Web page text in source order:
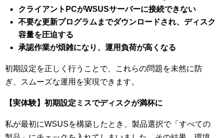
クライアントPCがWSUSサーバーに接続できない
不要な更新プログラムまでダウンロードされ、ディスク
容量を圧迫する
承認作業が煩雑になり、運用負荷が高くなる
初期設定を正しく行うことで、これらの問題を未然に防
ぎ、スムーズな運用を実現できます。
【実体験】初期設定ミスでディスクが満杯に
私が最初にWSUSを構築したとき、製品選択で「すべての